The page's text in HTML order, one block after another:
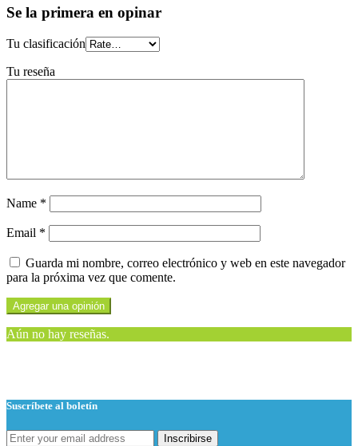
Se la primera en opinar
Tu clasificación
Tu reseña
Name *
Email *
Guarda mi nombre, correo electrónico y web en este navegador
para la próxima vez que comente.
Aún no hay reseñas.
Suscríbete al boletín
Inscribirse